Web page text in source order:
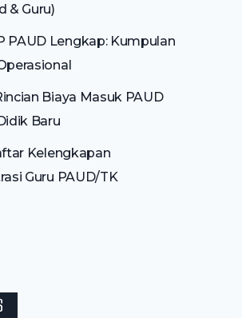
& Guru)
PAUD Lengkap: Kumpulan
Biaya Masuk PAUD
Baru
Kelengkapan
Guru PAUD/TK